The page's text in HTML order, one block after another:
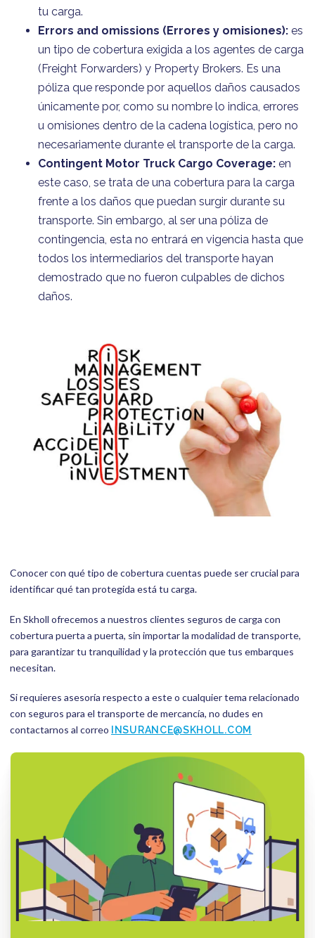
tu carga.
Errors and omissions (Errores y omisiones): es
un tipo de cobertura exigida a los agentes de carga
(Freight Forwarders) y Property Brokers. Es una
póliza que responde por aquellos daños causados
únicamente por, como su nombre lo indica, errores
u omisiones dentro de la cadena logística, pero no
necesariamente durante el transporte de la carga.
Contingent Motor Truck Cargo Coverage: en
este caso, se trata de una cobertura para la carga
frente a los daños que puedan surgir durante su
transporte. Sin embargo, al ser una póliza de
contingencia, esta no entrará en vigencia hasta que
todos los intermediarios del transporte hayan
demostrado que no fueron culpables de dichos
daños.
Conocer con qué tipo de cobertura cuentas puede ser crucial para
identificar qué tan protegida está tu carga.
En Skholl ofrecemos a nuestros clientes seguros de carga con
cobertura puerta a puerta, sin importar la modalidad de transporte,
para garantizar tu tranquilidad y la protección que tus embarques
necesitan.
Si requieres asesoría respecto a este o cualquier tema relacionado
con seguros para el transporte de mercancía, no dudes en
contactarnos al correo
INSURANCE@SKHOLL.COM